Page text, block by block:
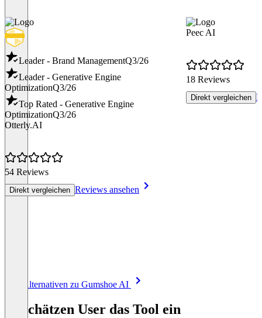
Leader - Brand ManagementQ3/26
Leader - Generative Engine
OptimizationQ3/26
Top Rated - Generative Engine
OptimizationQ3/26
Otterly.AI
54 Reviews
Direkt vergleichen Reviews ansehen
Peec AI
18 Reviews
Direkt vergleichen
Alle Alternativen zu Gumshoe AI
So schätzen User das Tool ein